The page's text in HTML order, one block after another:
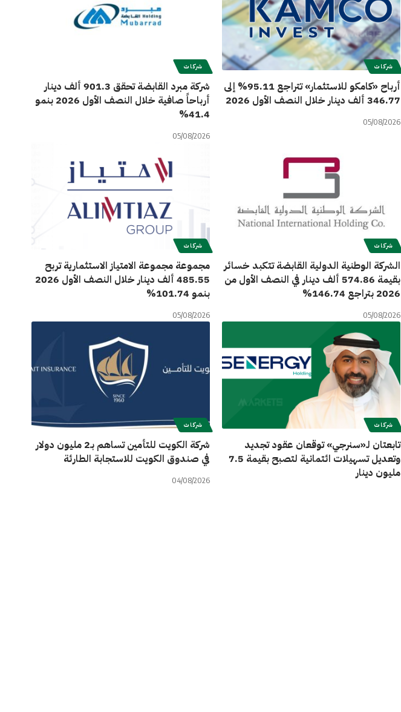
شركات
أرباح «كامكو للاستثمار» تتراجع 95.11% إلى
346.77 ألف دينار خلال النصف الأول 2026
05/08/2026
شركات
شركة مبرد القابضة تحقق 901.3 ألف دينار
أرباحاً صافية خلال النصف الأول 2026 بنمو
41.4%
05/08/2026
شركات
الشركة الوطنية الدولية القابضة تتكبد خسائر
بقيمة 574.86 ألف دينار في النصف الأول من
2026 بتراجع 146.74%
05/08/2026
شركات
مجموعة مجموعة الامتياز الاستثمارية تربح
485.55 ألف دينار خلال النصف الأول 2026
بنمو 101.74%
05/08/2026
شركات
تابعتان لـ«سنرجي» توقعان عقود تجديد
وتعديل تسهيلات ائتمانية لتصبح بقيمة 7.5
مليون دينار
شركات
شركة الكويت للتأمين تساهم بـ2 مليون دولار
في صندوق الكويت للاستجابة الطارئة
04/08/2026